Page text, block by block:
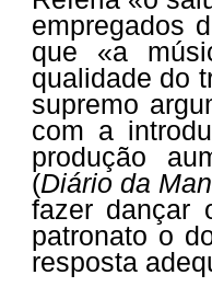
empregados
que «a
qualidade do
supremo
com a
produção
(Diário da
fazer dançar
patronato o
resposta